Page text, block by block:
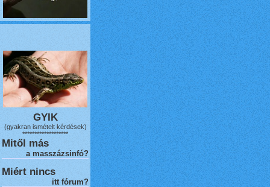
GYIK
(gyakran ismételt kérdések)
*******************
Mitől más
a masszázsinfó?
Miért nincs
itt fórum?